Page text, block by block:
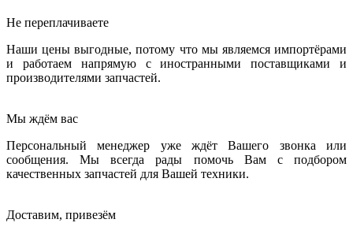
Не переплачиваете
Наши цены выгодные, потому что мы являемся импортёрами
и работаем напрямую с иностранными поставщиками и
производителями запчастей.
Мы ждём вас
Персональный менеджер уже ждёт Вашего звонка или
сообщения. Мы всегда рады помочь Вам с подбором
качественных запчастей для Вашей техники.
Доставим, привезём